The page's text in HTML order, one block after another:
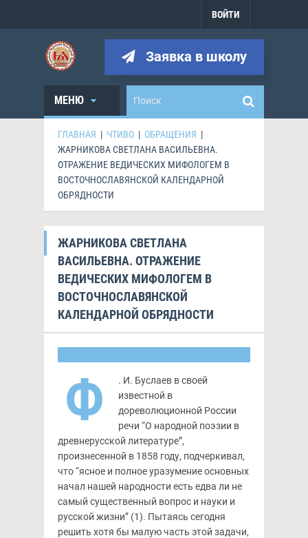
ВОЙТИ
Заявка в школу
МЕНЮ
ГЛАВНАЯ | ЧТИВО | ОБРАЩЕНИЯ |
ЖАРНИКОВА СВЕТЛАНА ВАСИЛЬЕВНА.
ОТРАЖЕНИЕ ВЕДИЧЕСКИХ МИФОЛОГЕМ В
ВОСТОЧНОСЛАВЯНСКОЙ КАЛЕНДАРНОЙ
ОБРЯДНОСТИ
ЖАРНИКОВА СВЕТЛАНА
ВАСИЛЬЕВНА. ОТРАЖЕНИЕ
ВЕДИЧЕСКИХ МИФОЛОГЕМ В
ВОСТОЧНОСЛАВЯНСКОЙ
КАЛЕНДАРНОЙ ОБРЯДНОСТИ
Ф
. И. Буслаев в своей
известной в
дореволюционной России
речи “О народной поэзии в
древнерусской литературе”,
произнесенной в 1858 году, подчеркивал,
что “ясное и полное уразумение основных
начал нашей народности есть едва ли не
самый существенный вопрос и науки и
русской жизни” (1). Пытаясь сегодня
решить хотя бы малую часть этой задачи,